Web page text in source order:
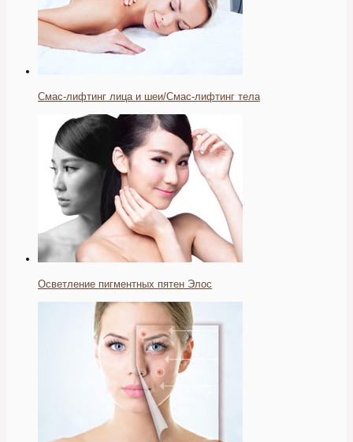
Смас-лифтинг лица и шеи/Смас-лифтинг тела
Осветление пигментных пятен Элос